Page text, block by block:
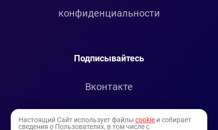
конфиденциальности
Подписывайтесь
Вконтакте
Настоящий Сайт использует файлыcookie и собирает
сведения о Пользователях, в том числе с